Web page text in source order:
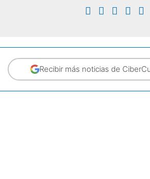
Recibir más noticias de